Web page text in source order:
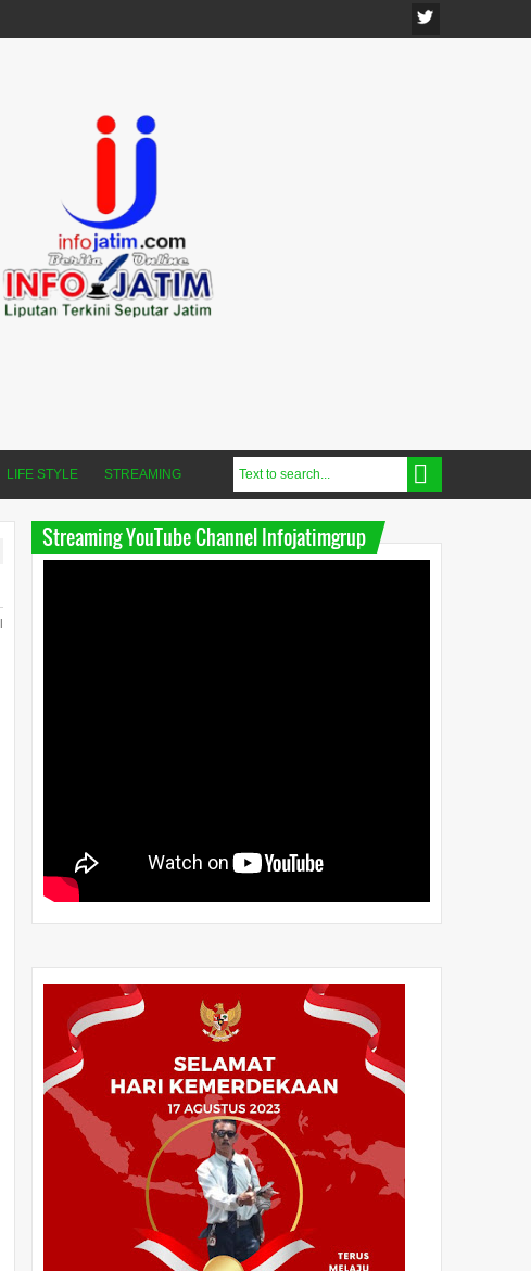
LIFE STYLE STREAMING
Streaming YouTube Channel Infojatimgrup